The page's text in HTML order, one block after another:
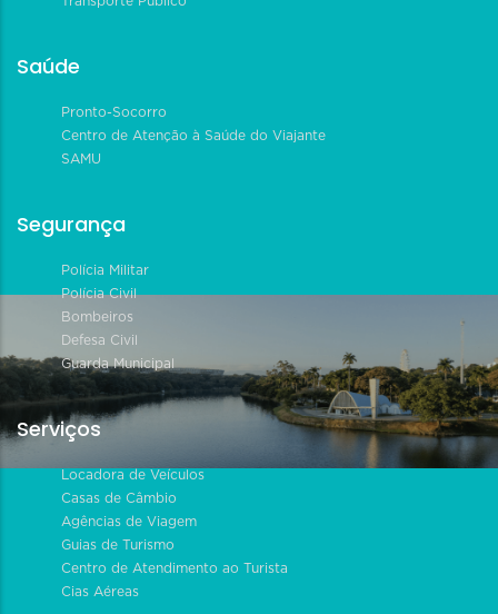
Saúde
Pronto-Socorro
Centro de Atenção à Saúde do Viajante
SAMU
Segurança
Polícia Militar
Polícia Civil
Bombeiros
Defesa Civil
Guarda Municipal
Serviços
Locadora de Veículos
Casas de Câmbio
Agências de Viagem
Guias de Turismo
Centro de Atendimento ao Turista
Cias Aéreas